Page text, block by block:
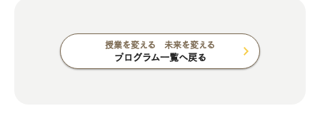
授業を変える 未来を変える
プログラム一覧へ戻る